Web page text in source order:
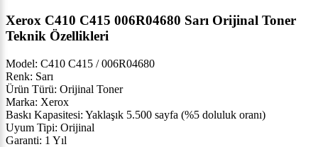
Xerox C410 C415 006R04680 Sarı Orijinal Toner
Teknik Özellikleri
Model: C410 C415 / 006R04680
Renk: Sarı
Ürün Türü: Orijinal Toner
Marka: Xerox
Baskı Kapasitesi: Yaklaşık 5.500 sayfa (%5 doluluk oranı)
Uyum Tipi: Orijinal
Garanti: 1 Yıl